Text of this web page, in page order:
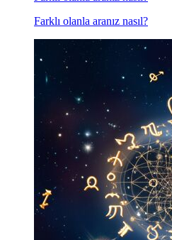
Farklı olanla aranız nasıl?